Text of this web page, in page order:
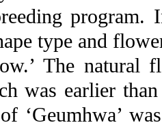
program.
type and
The natural
was earlier
‘Geumhwa’